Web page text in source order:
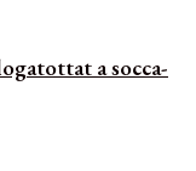
a socca-